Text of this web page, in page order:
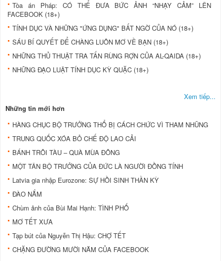
Tòa án Pháp: CÓ THỂ ĐƯA BỨC ẢNH “NHẠY CẢM” LÊN
FACEBOOK (18+)
TÍNH DỤC VÀ NHỮNG "ỨNG DỤNG" BẤT NGỜ CỦA NÓ (18+)
SÁU BÍ QUYẾT ĐỂ CHÀNG LUÔN MƠ VỀ BẠN (18+)
NHỮNG THỦ THUẬT TRA TẤN RÙNG RỢN CỦA AL-QAIDA (18+)
NHỮNG ĐẠO LUẬT TÍNH DỤC KỲ QUẶC (18+)
Xem tiếp...
Những tin mới hơn
HÀNG CHỤC BỘ TRƯỞNG THỔ BỊ CÁCH CHỨC VÌ THAM NHŨNG
TRUNG QUỐC XÓA BỎ CHẾ ĐỘ LAO CẢI
BÁNH TRÔI TÀU – QUÀ MÙA ĐÔNG
MỘT TÂN BỘ TRƯỞNG CỦA ĐỨC LÀ NGƯỜI ĐỒNG TÍNH
Latvia gia nhập Eurozone: SỰ HỒI SINH THẦN KỲ
ĐÀO NẮM
Chùm ảnh của Bùi Mai Hạnh: TÌNH PHỐ
MƠ TẾT XƯA
Tạp bút của Nguyễn Thị Hậu: CHỢ TẾT
CHẶNG ĐƯỜNG MƯỜI NĂM CỦA FACEBOOK